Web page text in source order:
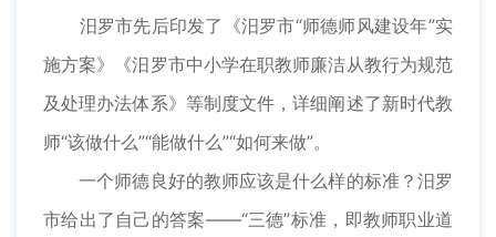
汨罗市先后印发了《汨罗市“师德师风建设年”实
施方案》《汨罗市中小学在职教师廉洁从教行为规范
及处理办法体系》等制度文件，详细阐述了新时代教
师“该做什么”“能做什么”“如何来做”。
一个师德良好的教师应该是什么样的标准？汨罗
市给出了自己的答案——“三德”标准，即教师职业道